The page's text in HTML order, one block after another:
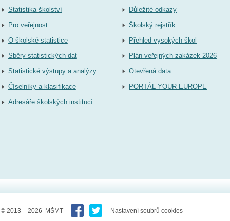
Statistika školství
Pro veřejnost
O školské statistice
Sběry statistických dat
Statistické výstupy a analýzy
Číselníky a klasifikace
Adresáře školských institucí
Důležité odkazy
Školský rejstřík
Přehled vysokých škol
Plán veřejných zakázek 2026
Otevřená data
PORTÁL YOUR EUROPE
© 2013 – 2026 MŠMT Nastavení soubrů cookies